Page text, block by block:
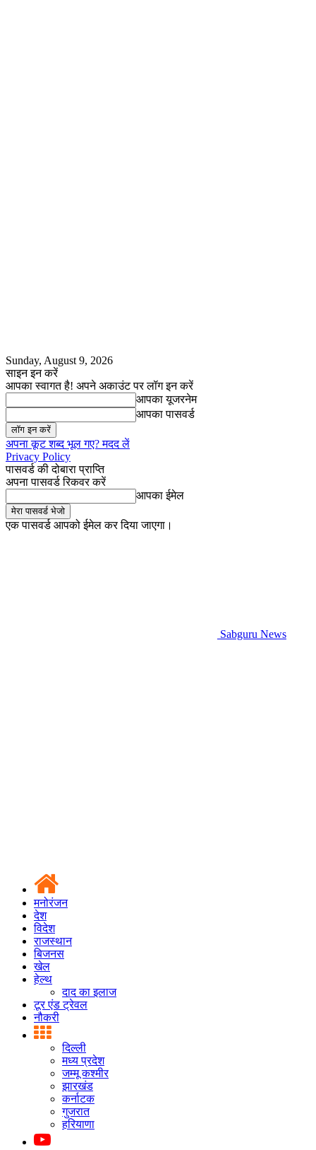
Sunday, August 9, 2026
साइन इन करें
आपका स्वागत है! अपने अकाउंट पर लॉग इन करें
आपका यूजरनेम
आपका पासवर्ड
अपना कूट शब्द भूल गए? मदद लें
Privacy Policy
पासवर्ड की दोबारा प्राप्ति
अपना पासवर्ड रिकवर करें
आपका ईमेल
एक पासवर्ड आपको ईमेल कर दिया जाएगा।
Sabguru News
मनोरंजन
देश
विदेश
राजस्थान
बिजनस
खेल
हेल्थ
दाद का इलाज
टूर एंड ट्रेवल
नौकरी
दिल्ली
मध्य प्रदेश
जम्मू कश्मीर
झारखंड
कर्नाटक
गुजरात
हरियाणा